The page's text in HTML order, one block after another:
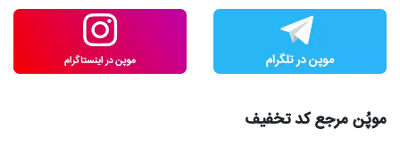
موپُن مرجع کد تخفیف